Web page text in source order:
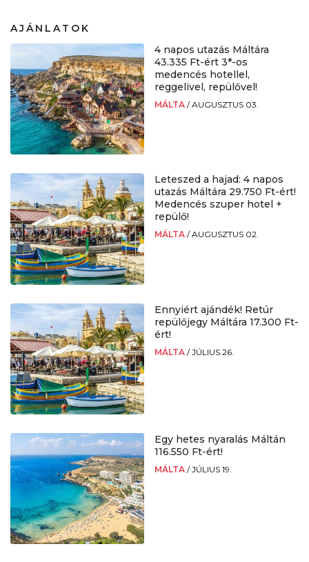
AJÁNLATOK
4 napos utazás Máltára
43.335 Ft-ért 3*-os
medencés hotellel,
reggelivel, repülővel!
MÁLTA /AUGUSZTUS 03.
Leteszed a hajad: 4 napos
utazás Máltára 29.750 Ft-ért!
Medencés szuper hotel +
repülő!
MÁLTA /AUGUSZTUS 02.
Ennyiért ajándék! Retúr
repülőjegy Máltára 17.300 Ft-
ért!
MÁLTA /JÚLIUS 26.
Egy hetes nyaralás Máltán
116.550 Ft-ért!
MÁLTA /JÚLIUS 19.